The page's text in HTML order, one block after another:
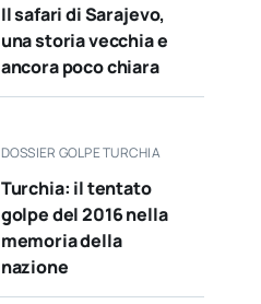
Il safari di Sarajevo,
una storia vecchia e
ancora poco chiara
DOSSIER GOLPE TURCHIA
Turchia: il tentato
golpe del 2016 nella
memoria della
nazione